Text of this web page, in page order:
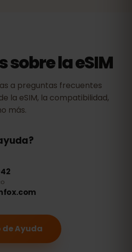
sobre la eSIM
a preguntas frecuentes
la eSIM, la compatibilidad,
más.
Ayuda